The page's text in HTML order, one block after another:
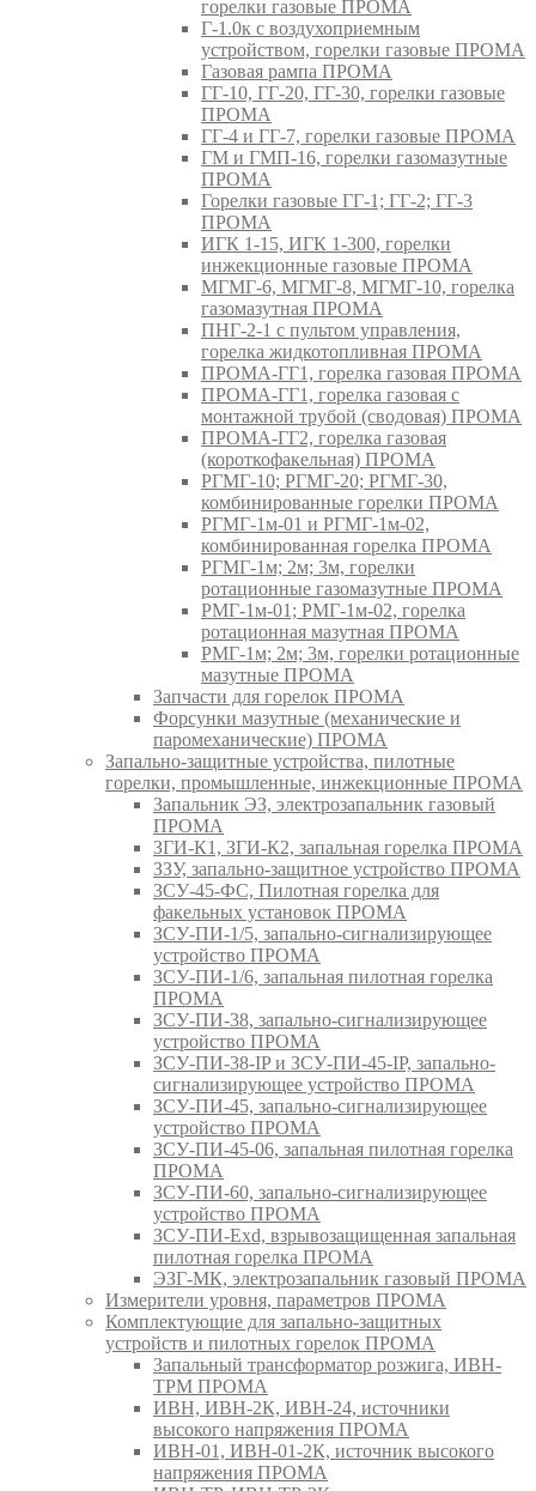
горелки газовые ПРОМА
Г-1.0к с воздухоприемным
устройством, горелки газовые ПРОМА
Газовая рампа ПРОМА
ГГ-10, ГГ-20, ГГ-30, горелки газовые
ПРОМА
ГГ-4 и ГГ-7, горелки газовые ПРОМА
ГМ и ГМП-16, горелки газомазутные
ПРОМА
Горелки газовые ГГ-1; ГГ-2; ГГ-3
ПРОМА
ИГК 1-15, ИГК 1-300, горелки
инжекционные газовые ПРОМА
МГМГ-6, МГМГ-8, МГМГ-10, горелка
газомазутная ПРОМА
ПНГ-2-1 с пультом управления,
горелка жидкотопливная ПРОМА
ПРОМА-ГГ1, горелка газовая ПРОМА
ПРОМА-ГГ1, горелка газовая с
монтажной трубой (сводовая) ПРОМА
ПРОМА-ГГ2, горелка газовая
(короткофакельная) ПРОМА
РГМГ-10; РГМГ-20; РГМГ-30,
комбинированные горелки ПРОМА
РГМГ-1м-01 и РГМГ-1м-02,
комбинированная горелка ПРОМА
РГМГ-1м; 2м; 3м, горелки
ротационные газомазутные ПРОМА
РМГ-1м-01; РМГ-1м-02, горелка
ротационная мазутная ПРОМА
РМГ-1м; 2м; 3м, горелки ротационные
мазутные ПРОМА
Запчасти для горелок ПРОМА
Форсунки мазутные (механические и
паромеханические) ПРОМА
Запально-защитные устройства, пилотные
горелки, промышленные, инжекционные ПРОМА
Запальник ЭЗ, электрозапальник газовый
ПРОМА
ЗГИ-К1, ЗГИ-К2, запальная горелка ПРОМА
ЗЗУ, запально-защитное устройство ПРОМА
ЗСУ-45-ФС, Пилотная горелка для
факельных установок ПРОМА
ЗСУ-ПИ-1/5, запально-сигнализирующее
устройство ПРОМА
ЗСУ-ПИ-1/6, запальная пилотная горелка
ПРОМА
ЗСУ-ПИ-38, запально-сигнализирующее
устройство ПРОМА
ЗСУ-ПИ-38-IP и ЗСУ-ПИ-45-IP, запально-
сигнализирующее устройство ПРОМА
ЗСУ-ПИ-45, запально-сигнализирующее
устройство ПРОМА
ЗСУ-ПИ-45-06, запальная пилотная горелка
ПРОМА
ЗСУ-ПИ-60, запально-сигнализирующее
устройство ПРОМА
ЗСУ-ПИ-Exd, взрывозащищенная запальная
пилотная горелка ПРОМА
ЭЗГ-МК, электрозапальник газовый ПРОМА
Измерители уровня, параметров ПРОМА
Комплектующие для запально-защитных
устройств и пилотных горелок ПРОМА
Запальный трансформатор розжига, ИВН-
ТРМ ПРОМА
ИВН, ИВН-2К, ИВН-24, источники
высокого напряжения ПРОМА
ИВН-01, ИВН-01-2К, источник высокого
напряжения ПРОМА